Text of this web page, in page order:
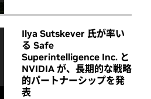
Ilya Sutskever 氏が率い
る Safe
Superintelligence Inc. と
NVIDIA が、長期的な戦略
的パートナーシップを発
表